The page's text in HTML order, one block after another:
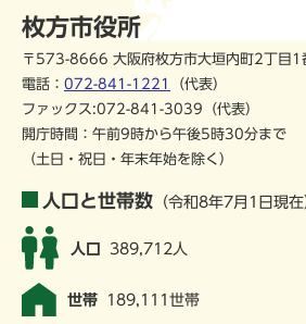
枚方市役所
〒573-8666 大阪府枚方市大垣内町2丁目1
電話： 072-841-1221
（代表）
ファックス:072-841-3039（代表）
開庁時間：午前9時から午後5時30分まで
（土日・祝日・年末年始を除く）
人口と世帯数 （令和8年7月1日現在
人口 389,712人
世帯 189,111世帯